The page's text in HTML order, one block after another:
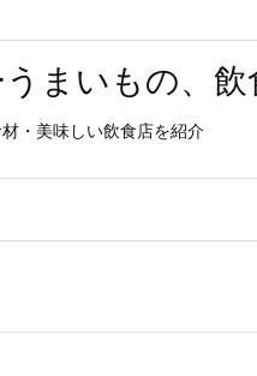
まいもの、
・美味しい飲食店を紹介